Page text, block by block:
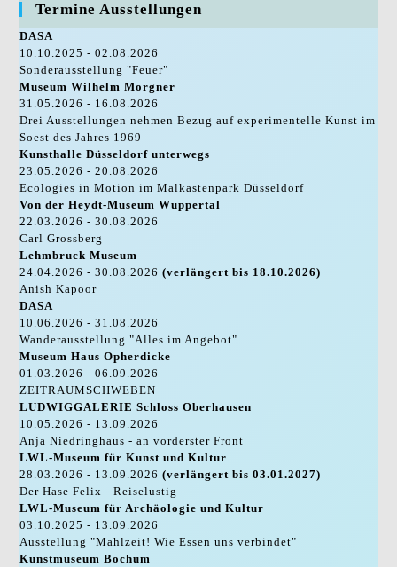
Termine Ausstellungen
DASA
10.10.2025 - 02.08.2026
Sonderausstellung "Feuer"
Museum Wilhelm Morgner
31.05.2026 - 16.08.2026
Drei Ausstellungen nehmen Bezug auf experimentelle Kunst im
Soest des Jahres 1969
Kunsthalle Düsseldorf unterwegs
23.05.2026 - 20.08.2026
Ecologies in Motion im Malkastenpark Düsseldorf
Von der Heydt-Museum Wuppertal
22.03.2026 - 30.08.2026
Carl Grossberg
Lehmbruck Museum
24.04.2026 - 30.08.2026(verlängert bis 18.10.2026)
Anish Kapoor
DASA
10.06.2026 - 31.08.2026
Wanderausstellung "Alles im Angebot"
Museum Haus Opherdicke
01.03.2026 - 06.09.2026
ZEITRAUMSCHWEBEN
LUDWIGGALERIE Schloss Oberhausen
10.05.2026 - 13.09.2026
Anja Niedringhaus - an vorderster Front
LWL-Museum für Kunst und Kultur
28.03.2026 - 13.09.2026(verlängert bis 03.01.2027)
Der Hase Felix - Reiselustig
LWL-Museum für Archäologie und Kultur
03.10.2025 - 13.09.2026
Ausstellung "Mahlzeit! Wie Essen uns verbindet"
Kunstmuseum Bochum